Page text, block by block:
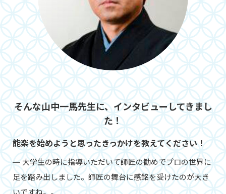
そんな山中一馬先生に、インタビューしてきまし
た！
能楽を始めようと思ったきっかけを教えてください！
― 大学生の時に指導いただいて師匠の勧めでプロの世界に
足を踏み出しました。師匠の舞台に感銘を受けたのが大き